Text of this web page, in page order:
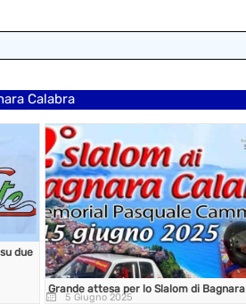
Calabra
due
Grande attesa per lo Slalom di Bagnara
5 Giugno 2025